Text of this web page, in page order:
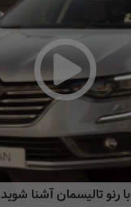
با رنو تالیسمان آشنا شوید